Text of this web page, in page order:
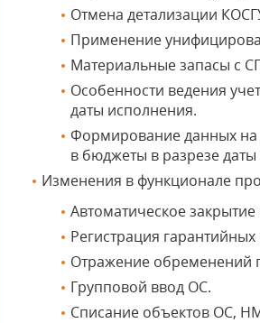
Отмена детализации
Применение
Материальные запасы с
Особенности ведения
даты исполнения.
Формирование данных на
в бюджеты в разрезе
Изменения в функционале
Автоматическое
Регистрация
Отражение обременений
Групповой ввод ОС.
Списание объектов ОС,